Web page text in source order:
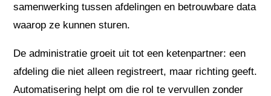
samenwerking tussen afdelingen en betrouwbare data
waarop ze kunnen sturen.
De administratie groeit uit tot een ketenpartner: een
afdeling die niet alleen registreert, maar richting geeft.
Automatisering helpt om die rol te vervullen zonder